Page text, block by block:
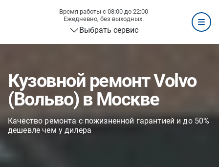
Время работы с 08:00 до 22:00
Ежедневно, без выходных.
Выбрать сервис
Кузовной ремонт Volvo
(Вольво) в Москве
Качество ремонта с пожизненной гарантией и до 50%
дешевле чем у дилера